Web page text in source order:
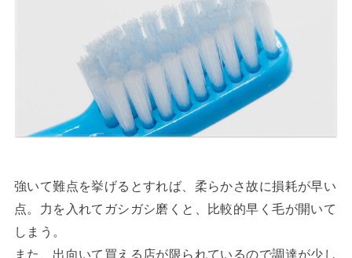
強いて難点を挙げるとすれば、柔らかさ故に損耗が早い
点。力を入れてガシガシ磨くと、比較的早く毛が開いて
しまう。
また、出向いて買える店が限られているので調達が少し